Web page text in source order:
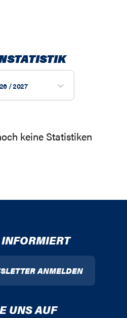
/ 2027
keine Statistiken
ANMELDEN
UNS AUF